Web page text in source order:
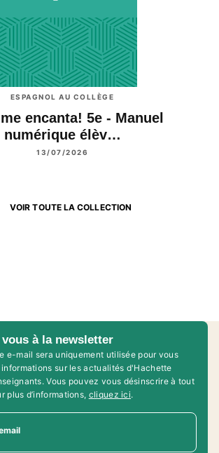
ESPAGNOL AU COLLÈGE
encanta! 5e - Manuel
numérique élèv…
13/07/2026
VOIR TOUTE LA COLLECTION
à la newsletter
e-mail sera uniquement utilisée pour vous
sur les actualités d'Hachette
Vous pouvez vous désinscrire à tout
plus d’informations, cliquez ici.